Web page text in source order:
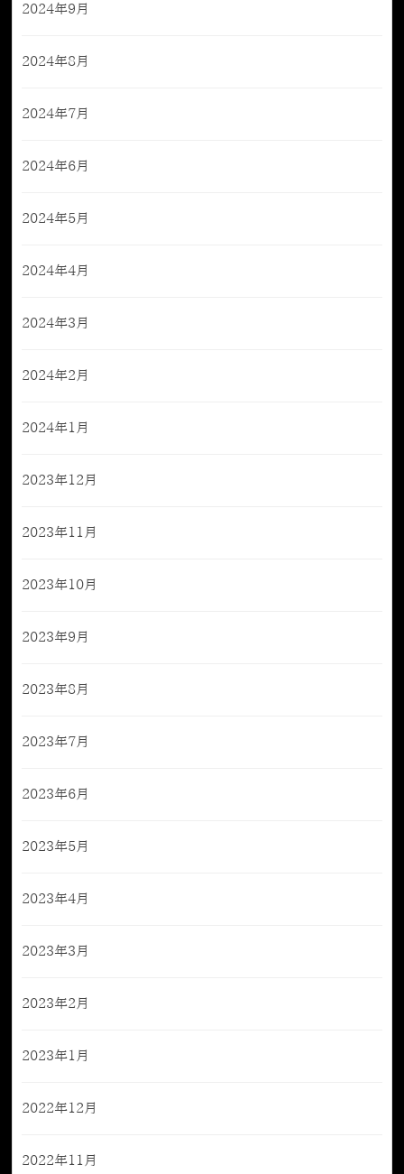
2024年9月
2024年8月
2024年7月
2024年6月
2024年5月
2024年4月
2024年3月
2024年2月
2024年1月
2023年12月
2023年11月
2023年10月
2023年9月
2023年8月
2023年7月
2023年6月
2023年5月
2023年4月
2023年3月
2023年2月
2023年1月
2022年12月
2022年11月